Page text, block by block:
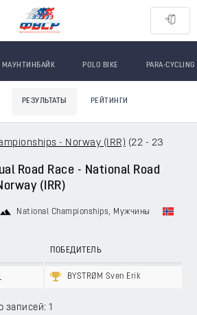
МАУНТИНБАЙК POLO BIKE PARA-CYCLING
РЕЗУЛЬТАТЫ РЕЙТИНГИ
- Norway (IRR) (22 - 23
Road Race - National Road
(IRR)
National Championships, Мужчины
ПОБЕДИТЕЛЬ
BYSTRØM Sven Erik
записей: 1